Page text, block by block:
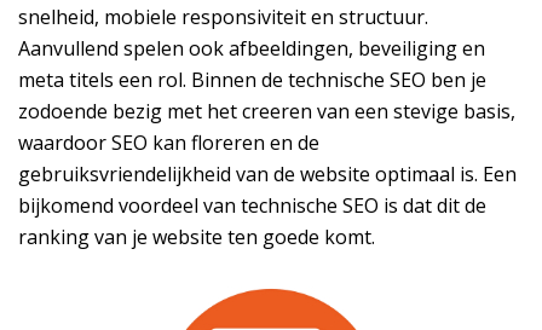
snelheid, mobiele responsiviteit en structuur.
Aanvullend spelen ook afbeeldingen, beveiliging en
meta titels een rol. Binnen de technische SEO ben je
zodoende bezig met het creeren van een stevige basis,
waardoor SEO kan floreren en de
gebruiksvriendelijkheid van de website optimaal is. Een
bijkomend voordeel van technische SEO is dat dit de
ranking van je website ten goede komt.